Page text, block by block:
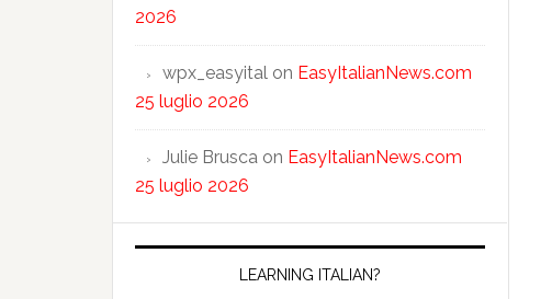
2026
wpx_easyital on EasyItalianNews.com
25 luglio 2026
Julie Brusca on EasyItalianNews.com
25 luglio 2026
LEARNING ITALIAN?